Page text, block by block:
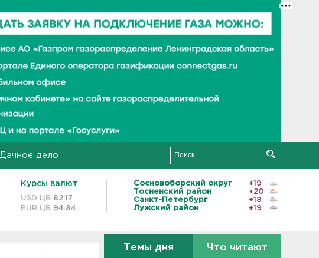
Дачное дело
Курсы валют
USD ЦБ 82.17
EUR ЦБ 94.84
Сосновоборский округ
+19
Тосненский район
+20
Санкт-Петербург
+18
Лужский район
+19
Темы дня Что читают